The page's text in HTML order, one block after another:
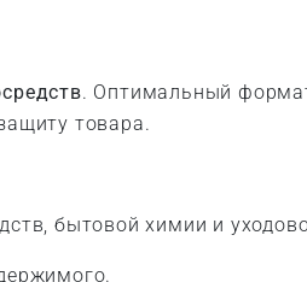
. Оптимальный
товара.
бытовой химии и